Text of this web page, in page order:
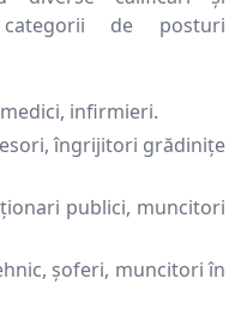
de posturi
infirmieri.
îngrijitori grădinițe
publici, muncitori
șoferi, muncitori în